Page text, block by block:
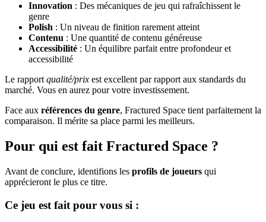
Innovation : Des mécaniques de jeu qui rafraîchissent le
genre
Polish : Un niveau de finition rarement atteint
Contenu : Une quantité de contenu généreuse
Accessibilité : Un équilibre parfait entre profondeur et
accessibilité
Le rapport qualité/prix est excellent par rapport aux standards du
marché. Vous en aurez pour votre investissement.
Face aux références du genre, Fractured Space tient parfaitement la
comparaison. Il mérite sa place parmi les meilleurs.
Pour qui est fait Fractured Space ?
Avant de conclure, identifions les profils de joueurs qui
apprécieront le plus ce titre.
Ce jeu est fait pour vous si :